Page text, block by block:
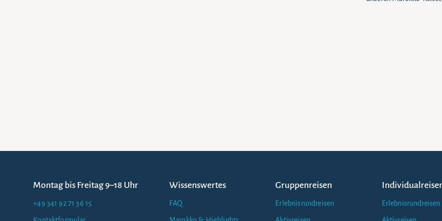
Montag bis Freitag 9–18 Uhr
+49 341 92 71 36 15
Wissenswertes
FAQ
Gruppenreisen
Erlebnisrundreisen Erlebnisrundreisen